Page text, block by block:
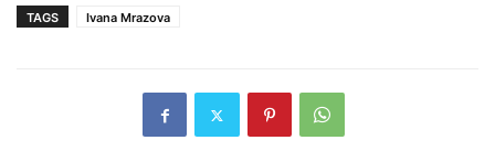
TAGS Ivana Mrazova